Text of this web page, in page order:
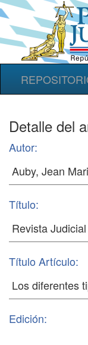
Detalle del
Autor:
Título:
Título Artículo:
Edición: